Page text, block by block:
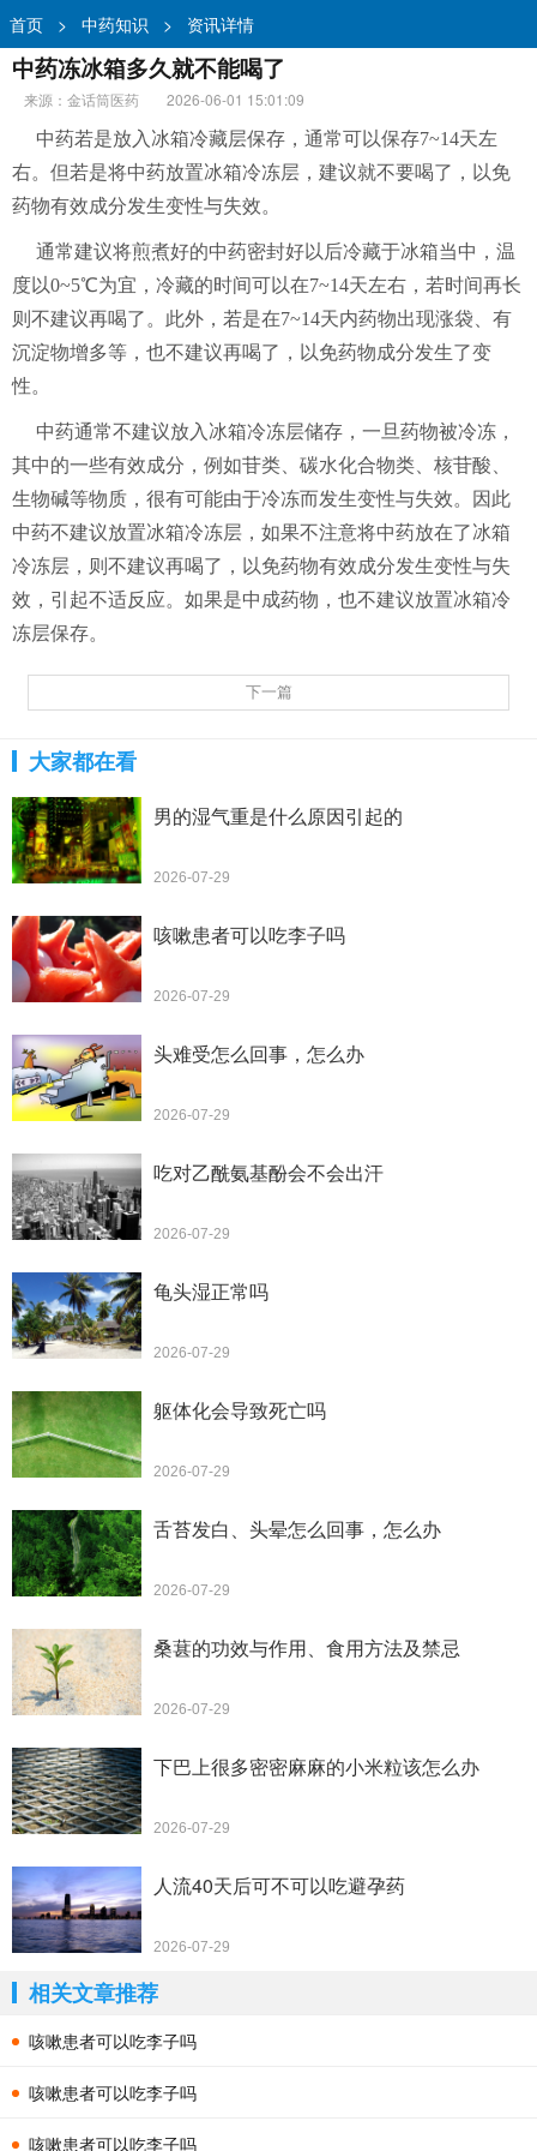
首页 > 中药知识 > 资讯详情
中药冻冰箱多久就不能喝了
来源：金话筒医药
2026-06-01 15:01:09
中药若是放入冰箱冷藏层保存，通常可以保存7~14天左
右。但若是将中药放置冰箱冷冻层，建议就不要喝了，以免
药物有效成分发生变性与失效。
通常建议将煎煮好的中药密封好以后冷藏于冰箱当中，温
度以0~5℃为宜，冷藏的时间可以在7~14天左右，若时间再长
则不建议再喝了。此外，若是在7~14天内药物出现涨袋、有
沉淀物增多等，也不建议再喝了，以免药物成分发生了变
性。
中药通常不建议放入冰箱冷冻层储存，一旦药物被冷冻，
其中的一些有效成分，例如苷类、碳水化合物类、核苷酸、
生物碱等物质，很有可能由于冷冻而发生变性与失效。因此
中药不建议放置冰箱冷冻层，如果不注意将中药放在了冰箱
冷冻层，则不建议再喝了，以免药物有效成分发生变性与失
效，引起不适反应。如果是中成药物，也不建议放置冰箱冷
冻层保存。
下一篇
大家都在看
男的湿气重是什么原因引起的
2026-07-29
咳嗽患者可以吃李子吗
2026-07-29
头难受怎么回事，怎么办
2026-07-29
吃对乙酰氨基酚会不会出汗
2026-07-29
龟头湿正常吗
2026-07-29
躯体化会导致死亡吗
2026-07-29
舌苔发白、头晕怎么回事，怎么办
2026-07-29
桑葚的功效与作用、食用方法及禁忌
2026-07-29
下巴上很多密密麻麻的小米粒该怎么办
2026-07-29
人流40天后可不可以吃避孕药
2026-07-29
相关文章推荐
咳嗽患者可以吃李子吗
咳嗽患者可以吃李子吗
咳嗽患者可以吃李子吗